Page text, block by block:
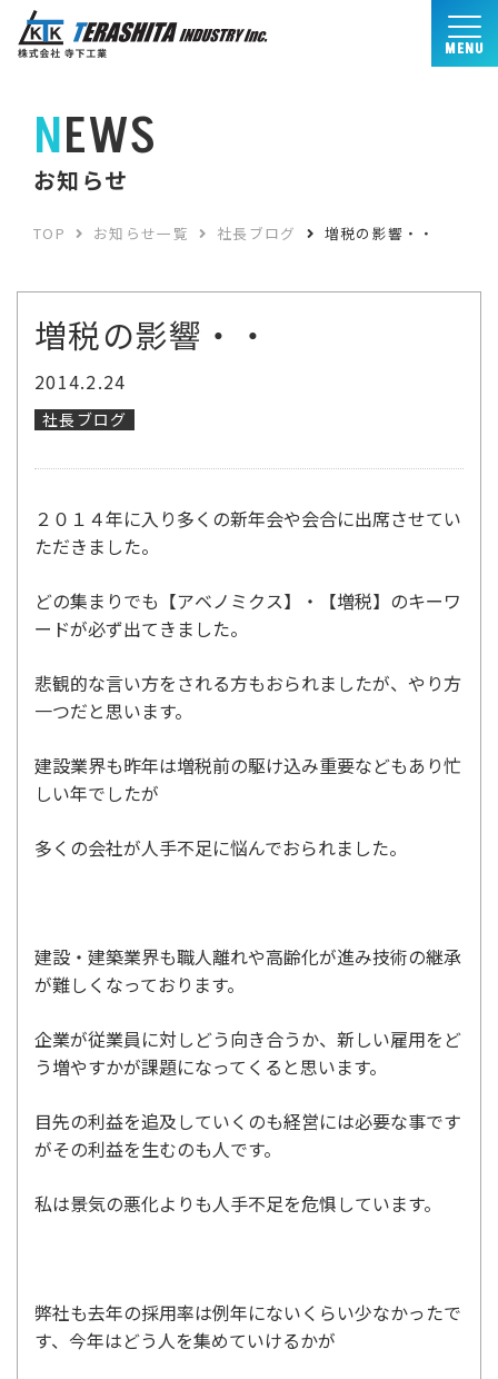
MENU
NEWS
お知らせ
TOP お知らせ一覧 社長ブログ 増税の影響・・
増税の影響・・
2014.2.24
社長ブログ
２０１４年に入り多くの新年会や会合に出席させてい
ただきました。
どの集まりでも【アベノミクス】・【増税】のキーワ
ードが必ず出てきました。
悲観的な言い方をされる方もおられましたが、やり方
一つだと思います。
建設業界も昨年は増税前の駆け込み重要などもあり忙
しい年でしたが
多くの会社が人手不足に悩んでおられました。
建設・建築業界も職人離れや高齢化が進み技術の継承
が難しくなっております。
企業が従業員に対しどう向き合うか、新しい雇用をど
う増やすかが課題になってくると思います。
目先の利益を追及していくのも経営には必要な事です
がその利益を生むのも人です。
私は景気の悪化よりも人手不足を危惧しています。
弊社も去年の採用率は例年にないくらい少なかったで
す、今年はどう人を集めていけるかが